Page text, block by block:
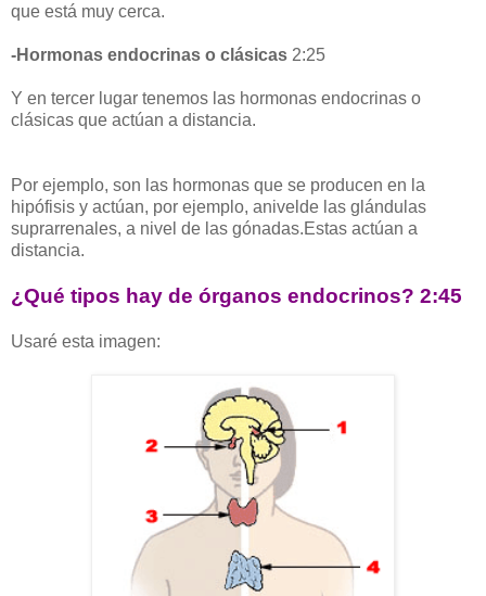
que está muy cerca.
-Hormonas endocrinas o clásicas 2:25
Y en tercer lugar tenemos las hormonas endocrinas o
clásicas que actúan a distancia.
Por ejemplo, son las hormonas que se producen en la
hipófisis y actúan, por ejemplo, anivelde las glándulas
suprarrenales, a nivel de las gónadas.Estas actúan a
distancia.
¿Qué tipos hay de órganos endocrinos? 2:45
Usaré esta imagen: